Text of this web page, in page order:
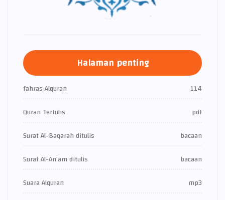
Halaman penting
fahras Alquran
114
Quran Tertulis
pdf
Surat Al-Baqarah ditulis
bacaan
Surat Al-An'am ditulis
bacaan
Suara Alquran
mp3